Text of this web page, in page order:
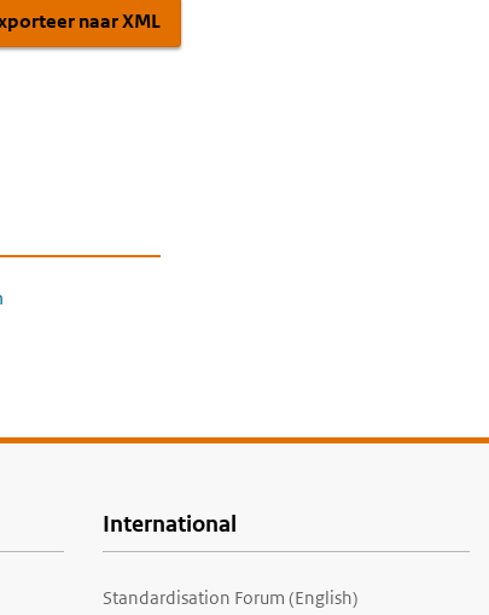
naar XML
International
Standardisation Forum (English)